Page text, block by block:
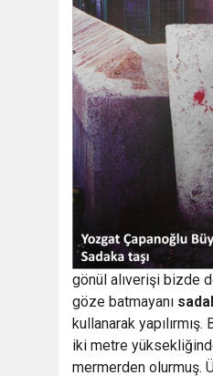
gönül alıverişi bizde
göze batmayanı
kullanarak
iki metre
mermerden olurmuş.